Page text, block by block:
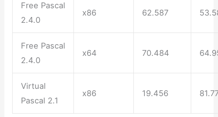
Free Pascal
2.4.0
x86 62.587
Free Pascal
2.4.0
x64 70.484
Virtual
Pascal 2.1
x86 19.456